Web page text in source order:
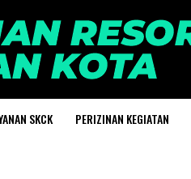
SKCK PERIZINAN KEGIATAN